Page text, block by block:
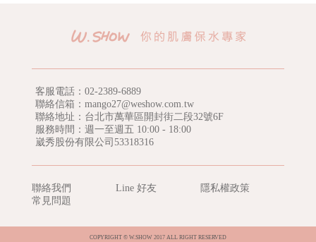
客服電話： 02-2389-6889
聯絡信箱：mango27@weshow.com.tw
聯絡地址：台北市萬華區開封街二段32號6F
服務時間：週一至週五 10:00 - 18:00
崴秀股份有限公司53318316
聯絡我們
常見問題
Line 好友 隱私權政策
COPYRIGHT © W.SHOW 2017 ALL RIGHT RESERVED